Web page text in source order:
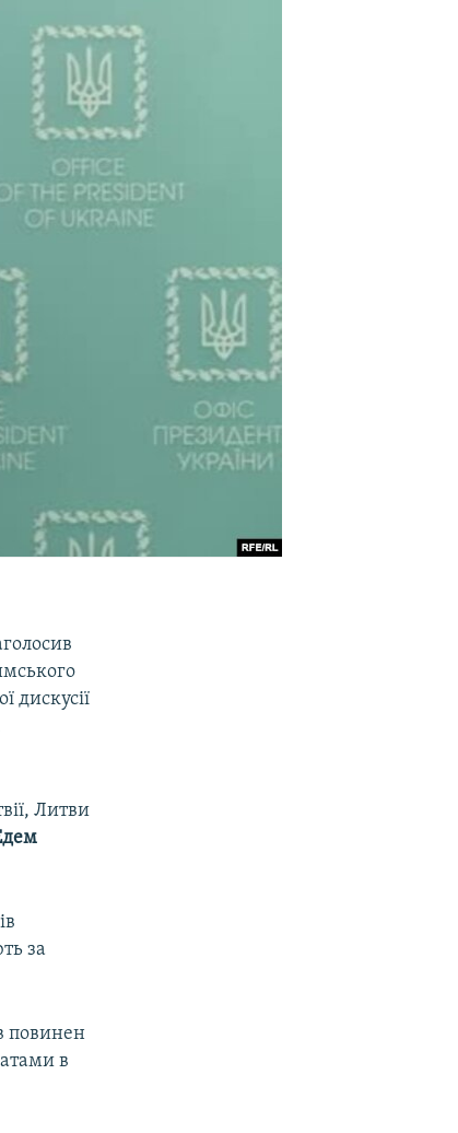
дискусії
Литви
за
повинен
в